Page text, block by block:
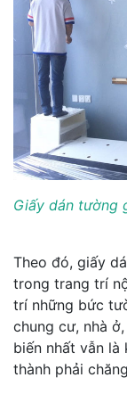
Giấy dán tường
Theo đó, giấy
trong trang trí
trí những bức
chung cư, nhà
biến nhất vẫn
thành phải